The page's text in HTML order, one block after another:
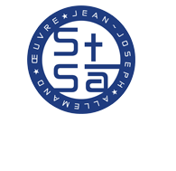
contenu